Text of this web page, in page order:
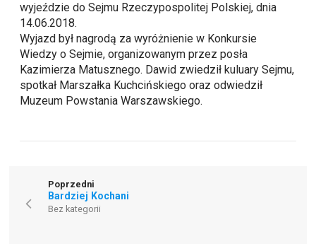
wyjeździe do Sejmu Rzeczypospolitej Polskiej, dnia
14.06.2018.
Wyjazd był nagrodą za wyróżnienie w Konkursie
Wiedzy o Sejmie, organizowanym przez posła
Kazimierza Matusznego. Dawid zwiedził kuluary Sejmu,
spotkał Marszałka Kuchcińskiego oraz odwiedził
Muzeum Powstania Warszawskiego.
Poprzedni
Bardziej Kochani
Bez kategorii